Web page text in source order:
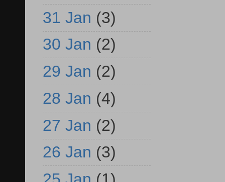
31 Jan (3)
30 Jan (2)
29 Jan (2)
28 Jan (4)
27 Jan (2)
26 Jan (3)